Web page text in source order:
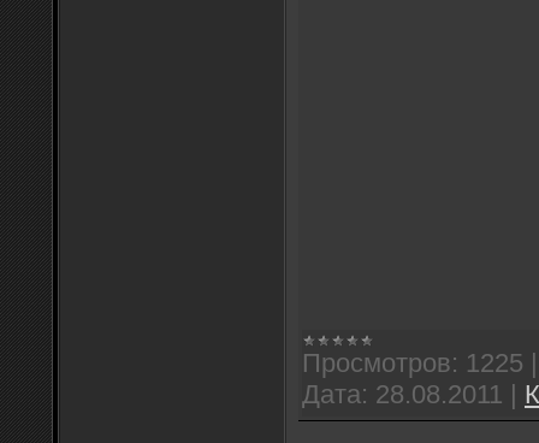
Просмотров: 1225
Дата: 28.08.2011 |